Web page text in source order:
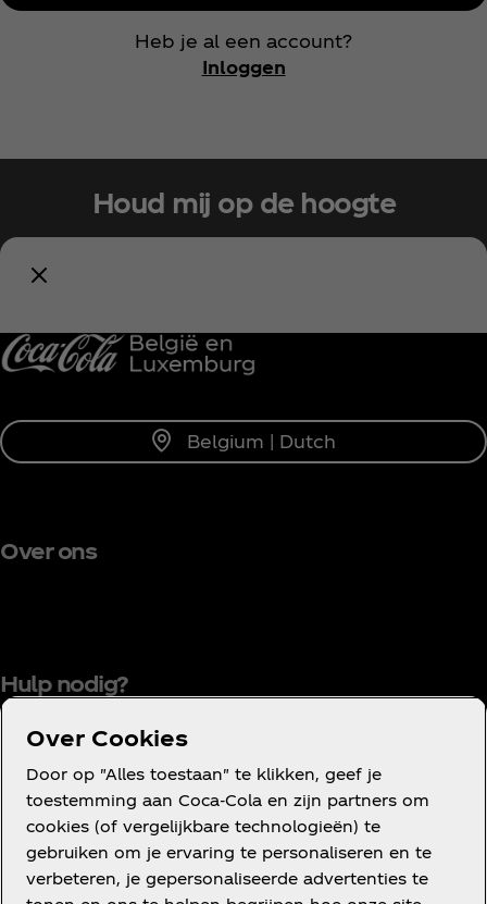
Heb je al een account?
Inloggen
Houd mij op de hoogte
Meld je nu aan voor exclusieve toegang!
Belgium | Dutch
Over ons
Hulp nodig?
Gebruiksvoorwaarden
Mededinging
Privacyverklaring voor consumenten
Over Cookies
Door op "Alles toestaan" te klikken, geef je
toestemming aan Coca‑Cola en zijn partners om
cookies (of vergelijkbare technologieën) te
gebruiken om je ervaring te personaliseren en te
verbeteren, je gepersonaliseerde advertenties te